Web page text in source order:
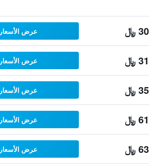
﷼ عرض الأسعار
﷼ عرض الأسعار
﷼ عرض الأسعار
﷼ عرض الأسعار
﷼ عرض الأسعار